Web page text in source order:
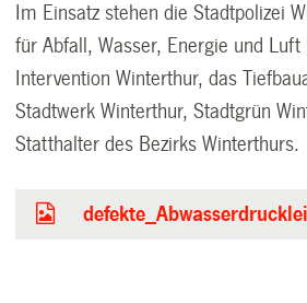
Im Einsatz stehen die Stadtpolizei
für Abfall, Wasser, Energie und Luft
Intervention Winterthur, das
Stadtwerk Winterthur, Stadtgrün
Statthalter des Bezirks Winterthurs.